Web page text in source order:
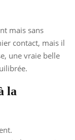
mais sans
contact, mais il
une vraie belle
la